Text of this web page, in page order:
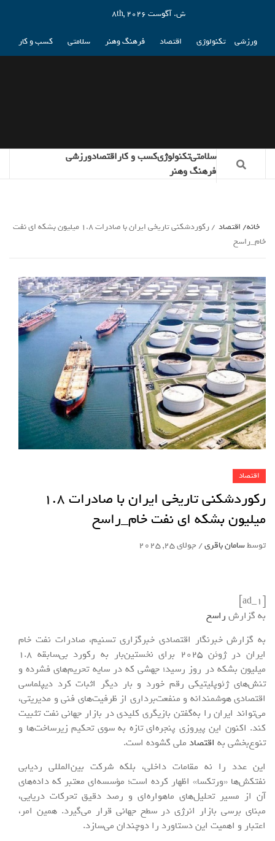
ش. آگوست 8th, 2026
ورزشی تکنولوژی اقتصاد فرهنگ وهنر سلامتی کسب و کار
سلامتیتکنولوژیکسب و کاراقتصادورزشی
فرهنگ وهنر
خانه اقتصاد
رکوردشکنی تاریخی ایران با صادرات 1.8 میلیون بشکه ای نفت
خام_راسخ
اقتصاد
رکوردشکنی تاریخی ایران با صادرات 1.8
میلیون بشکه ای نفت خام_راسخ
توسطسامان باقری/ جولای 25, 2025
[ad_1]
به گزارش راسخ
به گزارش خبرنگار اقتصادی خبرگزاری تسنیم، صادرات نفت خام
ایران در ژوئن 2025 برای نخستین‌بار به رکورد بی‌سابقه 1.8
میلیون بشکه در روز رسید؛ جهشی که در سایه تحریم‌های فشرده و
تنش‌های ژئوپلیتیکی رقم خورد و بار دیگر اثبات کرد دیپلماسی
اقتصادی هوشمندانه و منفعت‌برداری از ظرفیت‌های فنی و مدیریتی،
می‌تواند ایران را به‌گفتن بازیگری کلیدی در بازار جهانی نفت تثبیت
کند. اکنون این پیروزی پنجره‌ای تازه به سوی تحکیم زیرساخت‌ها و
تنوع‌بخشی به اقتصاد ملی گشوده است.
این عدد را نه مقامات داخلی، بلکه شرکت بین‌المللی ردیابی
نفتکش‌ها «ورتکسا» اظهار کرده است؛ مؤسسه‌ای معتبر که داده‌های
آن از مسیر تحلیل‌های ماهواره‌ای و رصد دقیق تحرکات دریایی،
مبنای برسی بازار انرژی در سطح جهانی قرار می‌گیرد. همین امر،
اعتبار و اهمیت این دستاورد را دوچندان می‌سازد.